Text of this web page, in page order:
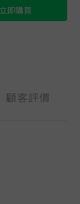
立即購買
顧客評價